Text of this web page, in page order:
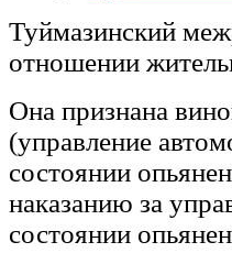
Туймазинский
отношении
Она признана
(управление
состоянии
наказанию за
состоянии